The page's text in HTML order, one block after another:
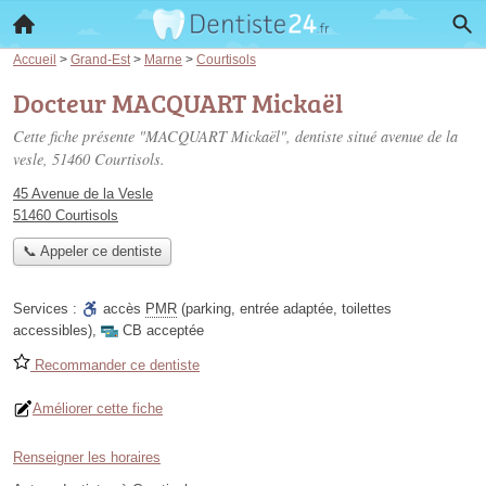
Accueil > Grand-Est > Marne > Courtisols
Docteur MACQUART Mickaël
Cette fiche présente "MACQUART Mickaël", dentiste situé avenue de la
vesle, 51460 Courtisols.
45 Avenue de la Vesle
51460 Courtisols
📞 Appeler ce dentiste
Services : accès PMR (parking, entrée adaptée, toilettes
accessibles), CB acceptée
Recommander ce dentiste
Améliorer cette fiche
Renseigner les horaires